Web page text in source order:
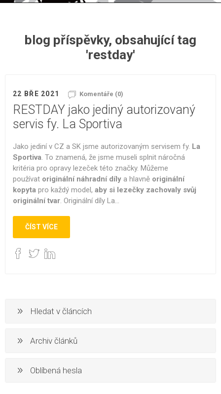
blog příspěvky, obsahující tag
'restday'
22 BŘE 2021 Komentáře (0)
RESTDAY jako jediný autorizovaný
servis fy. La Sportiva
Jako jediní v CZ a SK jsme autorizovaným servisem fy. La
Sportiva. To znamená, že jsme museli splnit náročná
kritéria pro opravy lezeček této značky. Můžeme
používat originální náhradní díly a hlavně originální
kopyta pro každý model, aby si lezečky zachovaly svůj
originální tvar. Originální díly La...
ČÍST VÍCE
Hledat v článcích
Archiv článků
Oblíbená hesla